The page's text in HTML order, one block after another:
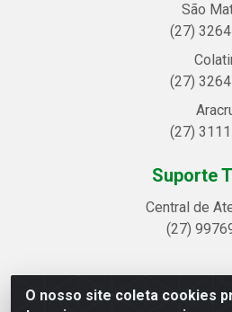
O nosso site coleta cookies
São
(27)
(27)
(27)
Suporte
Central de
(27)
Linhavix Distribuidora LTDA -